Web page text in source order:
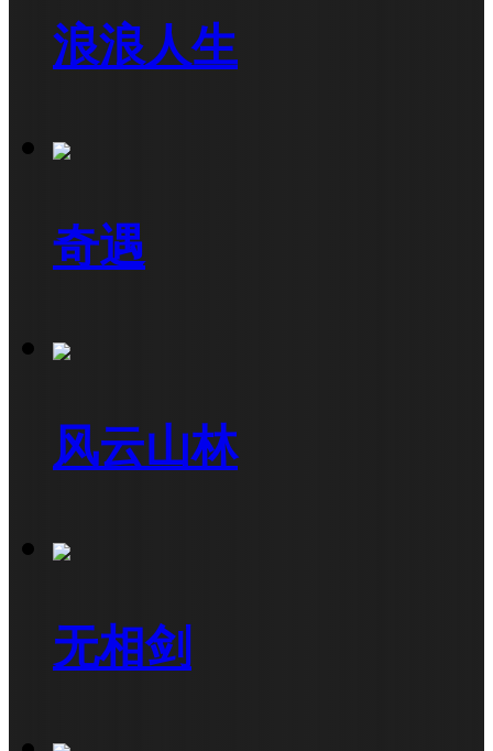
浪浪人生
奇遇
风云山林
无相剑